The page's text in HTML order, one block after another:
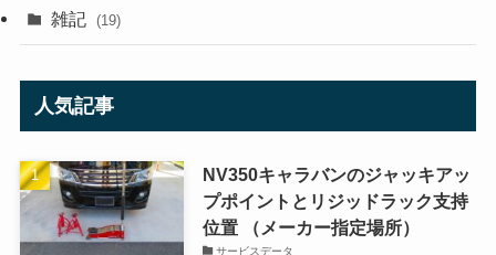
雑記 (19)
人気記事
NV350キャラバンのジャッキアッ
プポイントとリジッドラック支持
位置 （メーカー指定場所）
サービスデータ